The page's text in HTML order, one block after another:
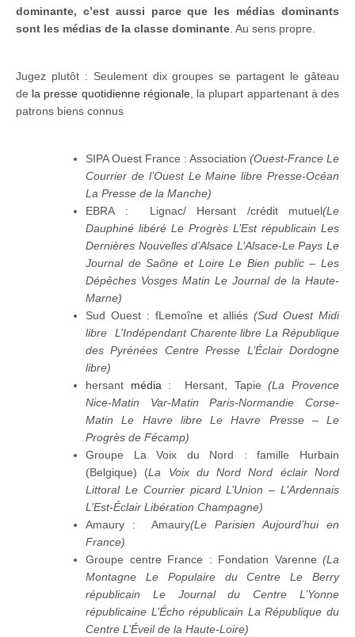
dominante, c’est aussi parce que les médias dominants
sont les médias de la classe dominante . Au sens propre.
Jugez plutôt : Seulement dix groupes se partagent le gâteau
de la presse quotidienne régionale, la plupart appartenant à des
patrons biens connus
SIPA Ouest France : Association (Ouest-France Le
Courrier de l’Ouest Le Maine libre Presse-Océan
La Presse de la Manche)
EBRA : Lignac/ Hersant /crédit mutuel(Le
Dauphiné libéré Le Progrès L’Est républicain Les
Dernières Nouvelles d’Alsace L’Alsace-Le Pays Le
Journal de Saône et Loire Le Bien public – Les
Dépêches Vosges Matin Le Journal de la Haute-
Marne)
Sud Ouest : fLemoîne et alliés(Sud Ouest Midi
libre L’Indépendant Charente libre La République
des Pyrénées Centre Presse L’Éclair Dordogne
libre)
hersant média: Hersant, Tapie(La Provence
Nice-Matin Var-Matin Paris-Normandie Corse-
Matin Le Havre libre Le Havre Presse – Le
Progrès de Fécamp)
Groupe La Voix du Nord : famille Hurbain
(Belgique) (La Voix du Nord Nord éclair Nord
Littoral Le Courrier picard L’Union – L’Ardennais
L’Est-Éclair Libération Champagne)
Amaury : Amaury(Le Parisien Aujourd’hui en
France)
Groupe centre France : Fondation Varenne (La
Montagne Le Populaire du Centre Le Berry
républicain Le Journal du Centre L’Yonne
républicaine L’Écho républicain La République du
Centre L’Éveil de la Haute-Loire)